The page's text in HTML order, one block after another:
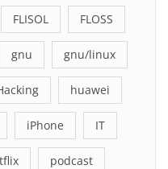
FLISOL FLOSS
gnu gnu/linux
huawei
iPhone IT
podcast